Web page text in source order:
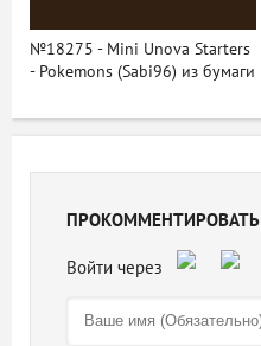
№18275 - Mini Unova Starters
- Pokemons (Sabi96) из бумаги
ПРОКОММЕНТИРОВАТЬ